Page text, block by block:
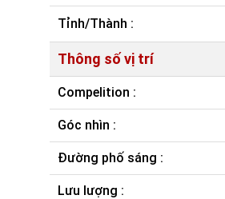
Tỉnh/Thành :
Thông số vị trí
Compelition :
Góc nhìn :
Đường phố sáng :
Lưu lượng :